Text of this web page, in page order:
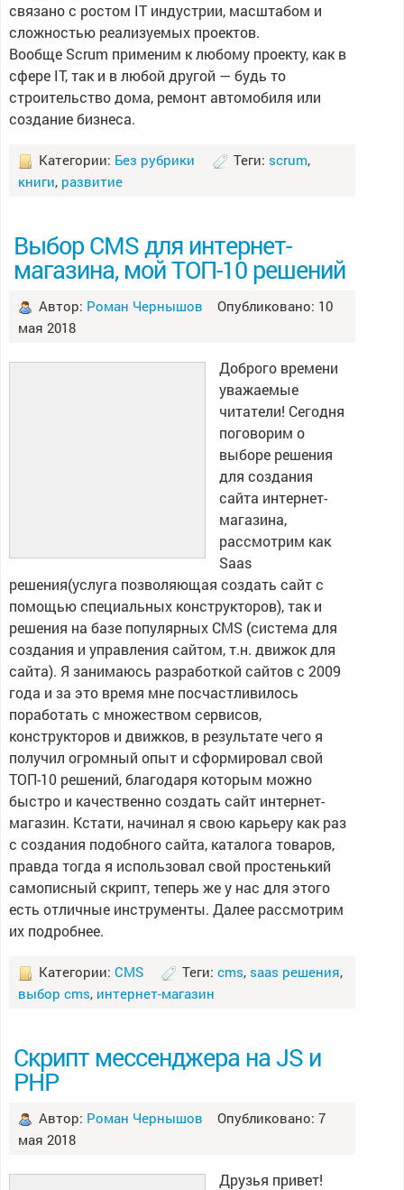
связано с ростом IT индустрии, масштабом и
сложностью реализуемых проектов.
Вообще Scrum применим к любому проекту, как в
сфере IT, так и в любой другой — будь то
строительство дома, ремонт автомобиля или
создание бизнеса.
Категории: Без рубрики Теги: scrum,
книги, развитие
Выбор CMS для интернет-
магазина, мой ТОП-10 решений
Автор: Роман Чернышов Опубликовано: 10
мая 2018
Доброго времени
уважаемые
читатели! Сегодня
поговорим о
выборе решения
для создания
сайта интернет-
магазина,
рассмотрим как
Saas
решения(услуга позволяющая создать сайт с
помощью специальных конструкторов), так и
решения на базе популярных CMS (система для
создания и управления сайтом, т.н. движок для
сайта). Я занимаюсь разработкой сайтов с 2009
года и за это время мне посчастливилось
поработать с множеством сервисов,
конструкторов и движков, в результате чего я
получил огромный опыт и сформировал свой
ТОП-10 решений, благодаря которым можно
быстро и качественно создать сайт интернет-
магазин. Кстати, начинал я свою карьеру как раз
с создания подобного сайта, каталога товаров,
правда тогда я использовал свой простенький
самописный скрипт, теперь же у нас для этого
есть отличные инструменты. Далее рассмотрим
их подробнее.
Категории: CMS Теги: cms, saas решения,
выбор cms, интернет-магазин
Скрипт мессенджера на JS и
PHP
Автор: Роман Чернышов Опубликовано: 7
мая 2018
Друзья привет!